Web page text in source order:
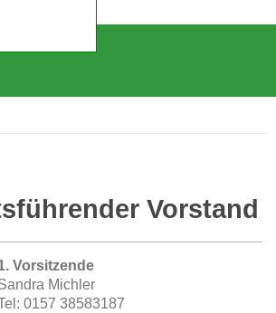
Vorstand
Vorsitzende
Michler
0157 38583187